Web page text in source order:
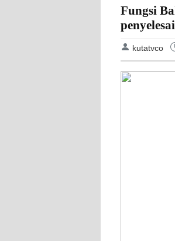
Fungsi
kutatvco